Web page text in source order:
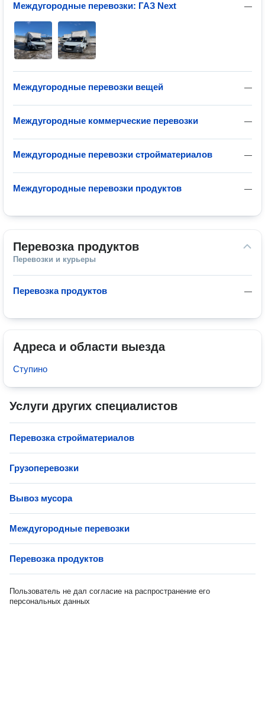
—
Междугородные перевозки: ГАЗ Next
—
Междугородные перевозки вещей
—
Междугородные коммерческие перевозки
—
Междугородные перевозки стройматериалов
—
Междугородные перевозки продуктов
Перевозка продуктов
Перевозки и курьеры
—
Перевозка продуктов
Адреса и области выезда
Ступино
Услуги других специалистов
Перевозка стройматериалов
Грузоперевозки
Вывоз мусора
Междугородные перевозки
Перевозка продуктов
Пользователь не дал согласие на распространение его
персональных данных